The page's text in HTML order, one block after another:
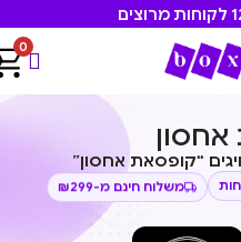
0
“קופסאת אחסון”
משלוח חינם מ-₪299